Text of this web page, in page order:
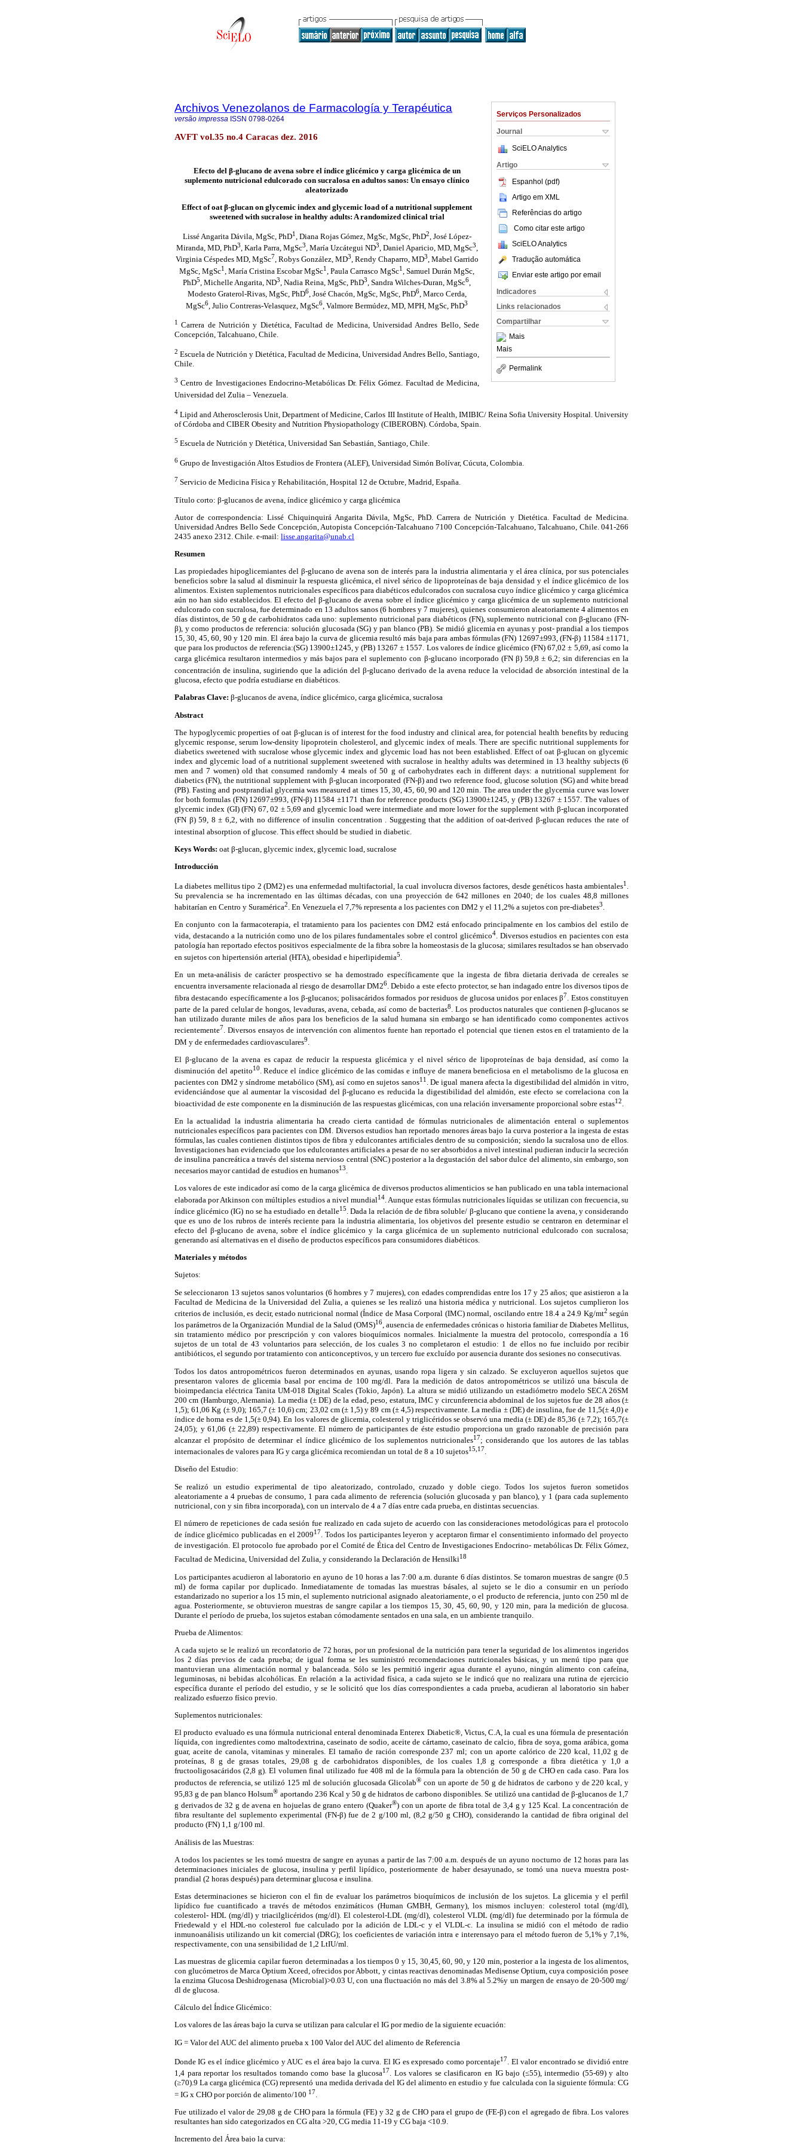
Serviços Personalizados
Journal
SciELO Analytics
Artigo
Espanhol (pdf)
Artigo em XML
Referências do artigo
Como citar este artigo
SciELO Analytics
Tradução automática
Enviar este artigo por email
Indicadores
Links relacionados
Compartilhar
Mais
Mais
Permalink
Archivos Venezolanos de Farmacología y Terapéutica
versão impressa ISSN 0798-0264
AVFT vol.35 no.4 Caracas dez. 2016
Efecto del β-glucano de avena sobre el índice glicémico y carga glicémica de un
suplemento nutricional edulcorado con sucralosa en adultos sanos: Un ensayo clínico
aleatorizado
Effect of oat β-glucan on glycemic index and glycemic load of a nutritional supplement
sweetened with sucralose in healthy adults: A randomized clinical trial
Lissé Angarita Dávila, MgSc, PhD1 , Diana Rojas Gómez, MgSc, MgSc, PhD2 , José López-
Miranda, MD, PhD3, Karla Parra, MgSc3, María Uzcátegui ND3, Daniel Aparicio, MD, MgSc3,
Virginia Céspedes MD, MgSc7, Robys González, MD3, Rendy Chaparro, MD3, Mabel Garrido
MgSc, MgSc1 , María Cristina Escobar MgSc1 , Paula Carrasco MgSc1
, Samuel Durán MgSc,
PhD5, Michelle Angarita, ND3, Nadia Reina, MgSc, PhD3, Sandra Wilches-Duran, MgSc6,
Modesto Graterol-Rivas, MgSc, PhD6, José Chacón, MgSc, MgSc, PhD6, Marco Cerda,
MgSc6 , Julio Contreras-Velasquez, MgSc6 , Valmore Bermúdez, MD, MPH, MgSc, PhD3
1 Carrera de Nutrición y Dietética, Facultad de Medicina, Universidad Andres Bello, Sede
Concepción, Talcahuano, Chile.
2 Escuela de Nutrición y Dietética, Facultad de Medicina, Universidad Andres Bello, Santiago,
Chile.
3 Centro de Investigaciones Endocrino-Metabólicas Dr. Félix Gómez. Facultad de Medicina,
Universidad del Zulia – Venezuela.
4 Lipid and Atherosclerosis Unit, Department of Medicine, Carlos III Institute of Health, IMIBIC/ Reina Sofia University Hospital. University
of Córdoba and CIBER Obesity and Nutrition Physiopathology (CIBEROBN). Córdoba, Spain.
5 Escuela de Nutrición y Dietética, Universidad San Sebastián, Santiago, Chile.
6 Grupo de Investigación Altos Estudios de Frontera (ALEF), Universidad Simón Bolívar, Cúcuta, Colombia.
7 Servicio de Medicina Física y Rehabilitación, Hospital 12 de Octubre, Madrid, España.
Título corto: β-glucanos de avena, índice glicémico y carga glicémica
Autor de correspondencia: Lissé Chiquinquirá Angarita Dávila, MgSc, PhD. Carrera de Nutrición y Dietética. Facultad de Medicina.
Universidad Andres Bello Sede Concepción, Autopista Concepción-Talcahuano 7100 Concepción-Talcahuano, Talcahuano, Chile. 041-266
2435 anexo 2312. Chile. e-mail: lisse.angarita@unab.cl
Resumen
Las propiedades hipoglicemiantes del β-glucano de avena son de interés para la industria alimentaria y el área clínica, por sus potenciales
beneficios sobre la salud al disminuir la respuesta glicémica, el nivel sérico de lipoproteínas de baja densidad y el índice glicémico de los
alimentos. Existen suplementos nutricionales específicos para diabéticos edulcorados con sucralosa cuyo índice glicémico y carga glicémica
aún no han sido establecidos. El efecto del β-glucano de avena sobre el índice glicémico y carga glicémica de un suplemento nutricional
edulcorado con sucralosa, fue determinado en 13 adultos sanos (6 hombres y 7 mujeres), quienes consumieron aleatoriamente 4 alimentos en
días distintos, de 50 g de carbohidratos cada uno: suplemento nutricional para diabéticos (FN), suplemento nutricional con β-glucano (FN-
β), y como productos de referencia: solución glucosada (SG) y pan blanco (PB). Se midió glicemia en ayunas y post- prandial a los tiempos
15, 30, 45, 60, 90 y 120 min. El área bajo la curva de glicemia resultó más baja para ambas fórmulas (FN) 12697±993, (FN-β) 11584 ±1171,
que para los productos de referencia:(SG) 13900±1245, y (PB) 13267 ± 1557. Los valores de índice glicémico (FN) 67,02 ± 5,69, así como la
carga glicémica resultaron intermedios y más bajos para el suplemento con β-glucano incorporado (FN β) 59,8 ± 6,2; sin diferencias en la
concentración de insulina, sugiriendo que la adición del β-glucano derivado de la avena reduce la velocidad de absorción intestinal de la
glucosa, efecto que podría estudiarse en diabéticos.
Palabras Clave: β-glucanos de avena, índice glicémico, carga glicémica, sucralosa
Abstract
The hypoglycemic properties of oat β-glucan is of interest for the food industry and clinical area, for potencial health benefits by reducing
glycemic response, serum low-density lipoprotein cholesterol, and glycemic index of meals. There are specific nutritional supplements for
diabetics sweetened with sucralose whose glycemic index and glycemic load has not been established. Effect of oat β-glucan on glycemic
index and glycemic load of a nutritional supplement sweetened with sucralose in healthy adults was determined in 13 healthy subjects (6
men and 7 women) old that consumed randomly 4 meals of 50 g of carbohydrates each in different days: a nutritional supplement for
diabetics (FN), the nutritional supplement with β-glucan incorporated (FN-β) and two reference food, glucose solution (SG) and white bread
(PB). Fasting and postprandial glycemia was measured at times 15, 30, 45, 60, 90 and 120 min. The area under the glycemia curve was lower
for both formulas (FN) 12697±993, (FN-β) 11584 ±1171 than for reference products (SG) 13900±1245, y (PB) 13267 ± 1557. The values of
glycemic index (GI) (FN) 67, 02 ± 5,69 and glycemic load were intermediate and more lower for the supplement with β-glucan incorporated
(FN β) 59, 8 ± 6,2, with no difference of insulin concentration . Suggesting that the addition of oat-derived β-glucan reduces the rate of
intestinal absorption of glucose. This effect should be studied in diabetic.
Keys Words: oat β-glucan, glycemic index, glycemic load, sucralose
Introducción
La diabetes mellitus tipo 2 (DM2) es una enfermedad multifactorial, la cual involucra diversos factores, desde genéticos hasta ambientales1
Su prevalencia se ha incrementado en las últimas décadas, con una proyección de 642 millones en 2040; de los cuales 48,8 millones
habitarían en Centro y Suramérica2 . En Venezuela el 7,7% representa a los pacientes con DM2 y el 11,2% a sujetos con pre-diabetes3
En conjunto con la farmacoterapia, el tratamiento para los pacientes con DM2 está enfocado principalmente en los cambios del estilo de
vida, destacando a la nutrición como uno de los pilares fundamentales sobre el control glicémico4. Diversos estudios en pacientes con esta
patología han reportado efectos positivos especialmente de la fibra sobre la homeostasis de la glucosa; similares resultados se han observado
en sujetos con hipertensión arterial (HTA), obesidad e hiperlipidemia5
En un meta-análisis de carácter prospectivo se ha demostrado específicamente que la ingesta de fibra dietaria derivada de cereales se
encuentra inversamente relacionada al riesgo de desarrollar DM26. Debido a este efecto protector, se han indagado entre los diversos tipos de
fibra destacando específicamente a los β-glucanos; polisacáridos formados por residuos de glucosa unidos por enlaces β7 . Estos constituyen
parte de la pared celular de hongos, levaduras, avena, cebada, así como de bacterias8
. Los productos naturales que contienen β-glucanos se
han utilizado durante miles de años para los beneficios de la salud humana sin embargo se han identificado como componentes activos
recientemente7. Diversos ensayos de intervención con alimentos fuente han reportado el potencial que tienen estos en el tratamiento de la
DM y de enfermedades cardiovasculares9
El β-glucano de la avena es capaz de reducir la respuesta glicémica y el nivel sérico de lipoproteínas de baja densidad, así como la
disminución del apetito10. Reduce el índice glicémico de las comidas e influye de manera beneficiosa en el metabolismo de la glucosa en
pacientes con DM2 y síndrome metabólico (SM), así como en sujetos sanos11 . De igual manera afecta la digestibilidad del almidón in vitro,
evidenciándose que al aumentar la viscosidad del β-glucano es reducida la digestibilidad del almidón, este efecto se correlaciona con la
bioactividad de este componente en la disminución de las respuestas glicémicas, con una relación inversamente proporcional sobre estas12
En la actualidad la industria alimentaria ha creado cierta cantidad de fórmulas nutricionales de alimentación enteral o suplementos
nutricionales específicos para pacientes con DM. Diversos estudios han reportado menores áreas bajo la curva posterior a la ingesta de estas
fórmulas, las cuales contienen distintos tipos de fibra y edulcorantes artificiales dentro de su composición; siendo la sucralosa uno de ellos.
Investigaciones han evidenciado que los edulcorantes artificiales a pesar de no ser absorbidos a nivel intestinal pudieran inducir la secreción
de insulina pancreática a través del sistema nervioso central (SNC) posterior a la degustación del sabor dulce del alimento, sin embargo, son
necesarios mayor cantidad de estudios en humanos13.
Los valores de este indicador así como de la carga glicémica de diversos productos alimenticios se han publicado en una tabla internacional
elaborada por Atkinson con múltiples estudios a nivel mundial14. Aunque estas fórmulas nutricionales líquidas se utilizan con frecuencia, su
índice glicémico (IG) no se ha estudiado en detalle15. Dada la relación de de fibra soluble/ β-glucano que contiene la avena, y considerando
que es uno de los rubros de interés reciente para la industria alimentaria, los objetivos del presente estudio se centraron en determinar el
efecto del β-glucano de avena, sobre el índice glicémico y la carga glicémica de un suplemento nutricional edulcorado con sucralosa;
generando así alternativas en el diseño de productos específicos para consumidores diabéticos.
Materiales y métodos
Sujetos:
Se seleccionaron 13 sujetos sanos voluntarios (6 hombres y 7 mujeres), con edades comprendidas entre los 17 y 25 años; que asistieron a la
Facultad de Medicina de la Universidad del Zulia, a quienes se les realizó una historia médica y nutricional. Los sujetos cumplieron los
criterios de inclusión, es decir, estado nutricional normal (Índice de Masa Corporal (IMC) normal, oscilando entre 18.4 a 24.9 Kg/mt2 según
los parámetros de la Organización Mundial de la Salud (OMS)16, ausencia de enfermedades crónicas o historia familiar de Diabetes Mellitus,
sin tratamiento médico por prescripción y con valores bioquímicos normales. Inicialmente la muestra del protocolo, correspondía a 16
sujetos de un total de 43 voluntarios para selección, de los cuales 3 no completaron el estudio: 1 de ellos no fue incluido por recibir
antibióticos, el segundo por tratamiento con anticonceptivos, y un tercero fue excluído por ausencia durante dos sesiones no consecutivas.
Todos los datos antropométricos fueron determinados en ayunas, usando ropa ligera y sin calzado. Se excluyeron aquellos sujetos que
presentaron valores de glicemia basal por encima de 100 mg/dl. Para la medición de datos antropométricos se utilizó una báscula de
bioimpedancia eléctrica Tanita UM-018 Digital Scales (Tokio, Japón). La altura se midió utilizando un estadiómetro modelo SECA 26SM
200 cm (Hamburgo, Alemania). La media (± DE) de la edad, peso, estatura, IMC y circunferencia abdominal de los sujetos fue de 28 años (±
1,5); 61,06 Kg (± 9,0); 165,7 (± 10,6) cm; 23,02 cm (± 1,5) y 89 cm (± 4,5) respectivamente. La media ± (DE) de insulina, fue de 11,5(± 4,0) e
índice de homa es de 1,5(± 0,94). En los valores de glicemia, colesterol y triglicéridos se observó una media (± DE) de 85,36 (± 7,2); 165,7(±
24,05); y 61,06 (± 22,89) respectivamente. El número de participantes de éste estudio proporciona un grado razonable de precisión para
alcanzar el propósito de determinar el índice glicémico de los suplementos nutricionales17; considerando que los autores de las tablas
internacionales de valores para IG y carga glicémica recomiendan un total de 8 a 10 sujetos15,17.
Diseño del Estudio:
Se realizó un estudio experimental de tipo aleatorizado, controlado, cruzado y doble ciego. Todos los sujetos fueron sometidos
aleatoriamente a 4 pruebas de consumo, 1 para cada alimento de referencia (solución glucosada y pan blanco), y 1 (para cada suplemento
nutricional, con y sin fibra incorporada), con un intervalo de 4 a 7 días entre cada prueba, en distintas secuencias.
El número de repeticiones de cada sesión fue realizado en cada sujeto de acuerdo con las consideraciones metodológicas para el protocolo
de índice glicémico publicadas en el 200917. Todos los participantes leyeron y aceptaron firmar el consentimiento informado del proyecto
de investigación. El protocolo fue aprobado por el Comité de Ética del Centro de Investigaciones Endocrino- metabólicas Dr. Félix Gómez,
Facultad de Medicina, Universidad del Zulia, y considerando la Declaración de Hensilki18
Los participantes acudieron al laboratorio en ayuno de 10 horas a las 7:00 a.m. durante 6 días distintos. Se tomaron muestras de sangre (0.5
ml) de forma capilar por duplicado. Inmediatamente de tomadas las muestras básales, al sujeto se le dio a consumir en un período
estandarizado no superior a los 15 min, el suplemento nutricional asignado aleatoriamente, o el producto de referencia, junto con 250 ml de
agua. Posteriormente, se obtuvieron muestras de sangre capilar a los tiempos 15, 30, 45, 60, 90, y 120 min, para la medición de glucosa.
Durante el período de prueba, los sujetos estaban cómodamente sentados en una sala, en un ambiente tranquilo.
Prueba de Alimentos:
A cada sujeto se le realizó un recordatorio de 72 horas, por un profesional de la nutrición para tener la seguridad de los alimentos ingeridos
los 2 días previos de cada prueba; de igual forma se les suministró recomendaciones nutricionales básicas, y un menú tipo para que
mantuvieran una alimentación normal y balanceada. Sólo se les permitió ingerir agua durante el ayuno, ningún alimento con cafeína,
leguminosas, ni bebidas alcohólicas. En relación a la actividad física, a cada sujeto se le indicó que no realizara una rutina de ejercicio
específica durante el período del estudio, y se le solicitó que los días correspondientes a cada prueba, acudieran al laboratorio sin haber
realizado esfuerzo físico previo.
Suplementos nutricionales:
El producto evaluado es una fórmula nutricional enteral denominada Enterex Diabetic®, Victus, C.A, la cual es una fórmula de presentación
líquida, con ingredientes como maltodextrina, caseinato de sodio, aceite de cártamo, caseinato de calcio, fibra de soya, goma arábica, goma
guar, aceite de canola, vitaminas y minerales. El tamaño de ración corresponde 237 ml; con un aporte calórico de 220 kcal, 11,02 g de
proteínas, 8 g de grasas totales, 29,08 g de carbohidratos disponibles, de los cuales 1,8 g corresponde a fibra dietética y 1,0 a
fructooligosacáridos (2,8 g). El volumen final utilizado fue 408 ml de la fórmula para la obtención de 50 g de CHO en cada caso. Para los
productos de referencia, se utilizó 125 ml de solución glucosada Glicolab® con un aporte de 50 g de hidratos de carbono y de 220 kcal, y
95,83 g de pan blanco Holsum® aportando 236 Kcal y 50 g de hidratos de carbono disponibles. Se utilizó una cantidad de β-glucanos de 1,7
g derivados de 32 g de avena en hojuelas de grano entero (Quaker®) con un aporte de fibra total de 3,4 g y 125 Kcal. La concentración de
fibra resultante del suplemento experimental (FN-β) fue de 2 g/100 ml, (8,2 g/50 g CHO), considerando la cantidad de fibra original del
producto (FN) 1,1 g/100 ml.
Análisis de las Muestras:
A todos los pacientes se les tomó muestra de sangre en ayunas a partir de las 7:00 a.m. después de un ayuno nocturno de 12 horas para las
determinaciones iniciales de glucosa, insulina y perfil lipídico, posteriormente de haber desayunado, se tomó una nueva muestra post-
prandial (2 horas después) para determinar glucosa e insulina.
Estas determinaciones se hicieron con el fin de evaluar los parámetros bioquímicos de inclusión de los sujetos. La glicemia y el perfil
lipídico fue cuantificado a través de métodos enzimáticos (Human GMBH, Germany), los mismos incluyen: colesterol total (mg/dl),
colesterol- HDL (mg/dl) y triacilglicéridos (mg/dl). El colesterol-LDL (mg/dl), colesterol VLDL (mg/dl) fue determinado por la fórmula de
Friedewald y el HDL-no colesterol fue calculado por la adición de LDL-c y el VLDL-c. La insulina se midió con el método de radio
inmunoanálisis utilizando un kit comercial (DRG); los coeficientes de variación intra e interensayo para el método fueron de 5,1% y 7,1%,
respectivamente, con una sensibilidad de 1,2 LtIU/ml.
Las muestras de glicemia capilar fueron determinadas a los tiempos 0 y 15, 30,45, 60, 90, y 120 min, posterior a la ingesta de los alimentos,
con glucómetros de Marca Optium Xceed, ofrecidos por Abbott, y cintas reactivas denominadas Medisense Optium, cuya composición posee
la enzima Glucosa Deshidrogenasa (Microbial)>0.03 U, con una fluctuación no más del 3.8% al 5.2%y un margen de ensayo de 20-500 mg/
dl de glucosa.
Cálculo del Índice Glicémico:
Los valores de las áreas bajo la curva se utilizan para calcular el IG por medio de la siguiente ecuación:
IG = Valor del AUC del alimento prueba x 100 Valor del AUC del alimento de Referencia
Donde IG es el índice glicémico y AUC es el área bajo la curva. El IG es expresado como porcentaje17. El valor encontrado se dividió entre
1,4 para reportar los resultados tomando como base la glucosa17. Los valores se clasificaron en IG bajo (≤55), intermedio (55-69) y alto
(≥70).9 La carga glicémica (CG) representó una medida derivada del IG del alimento en estudio y fue calculada con la siguiente fórmula: CG
= IG x CHO por porción de alimento/100 17
Fue utilizado el valor de 29,08 g de CHO para la fórmula (FE) y 32 g de CHO para el grupo de (FE-β) con el agregado de fibra. Los valores
resultantes han sido categorizados en CG alta >20, CG media 11-19 y CG baja <10.9.
Incremento del Área bajo la curva: